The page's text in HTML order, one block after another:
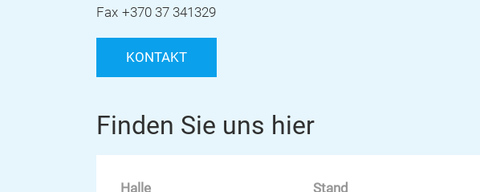
Fax +370 37 341329
KONTAKT
Finden Sie uns hier
Halle Stand